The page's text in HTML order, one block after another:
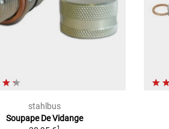
stahlbus
Soupape De Vidange